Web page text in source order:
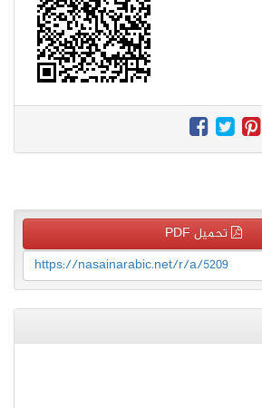
تحميل PDF
https://nasainarabic.net/r/a/5209